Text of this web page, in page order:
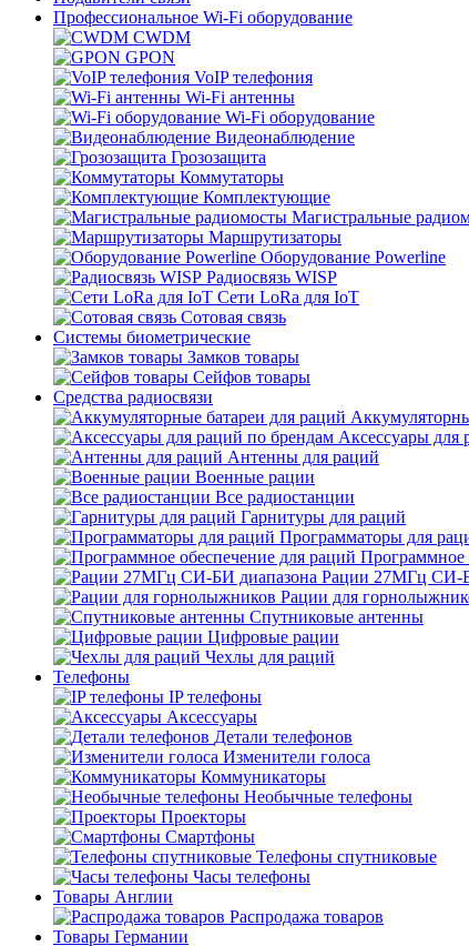
Профессиональное Wi-Fi оборудование
CWDM
GPON
VoIP телефония
Wi-Fi антенны
Wi-Fi оборудование
Видеонаблюдение
Грозозащита
Коммутаторы
Комплектующие
Магистральные
Маршрутизаторы
Оборудование Powerline
Радиосвязь WISP
Сети LoRa для IoT
Сотовая связь
Системы биометрические
Замков товары
Сейфов товары
Средства радиосвязи
Аксессуары для
Антенны для раций
Военные рации
Все радиостанции
Гарнитуры для раций
Программаторы для
Программное
Рации 27МГц СИ-
Рации для
Спутниковые антенны
Цифровые рации
Чехлы для раций
Телефоны
IP телефоны
Аксессуары
Детали телефонов
Изменители голоса
Коммуникаторы
Необычные телефоны
Проекторы
Смартфоны
Телефоны спутниковые
Часы телефоны
Товары Англии
Распродажа товаров
Товары Германии